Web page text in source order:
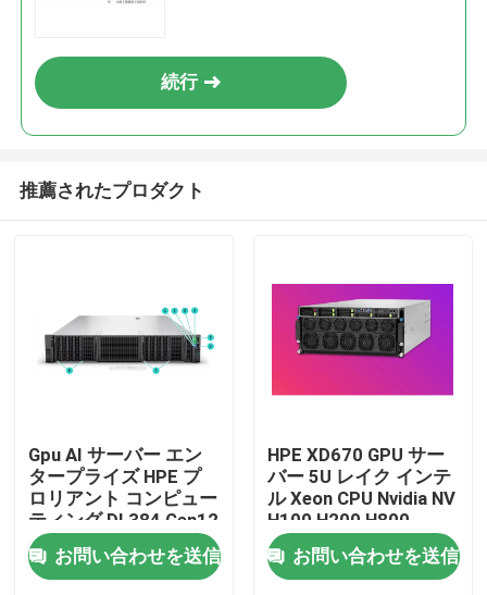
家へ
続行
推薦されたプロダクト
Gpu AI サーバー エン
タープライズ HPE プ
ロリアント コンピュー
ティング DL384 Gen12
NVIDIA GH200 NVL2
フリー コンピューティ
ング プライベート ク
お問い合わせを送信
HPE XD670 GPU サー
バー 5U レイク インテ
ル Xeon CPU Nvidia NV
H100 H200 H800
PCIE/SXM Nvlink AI ス
ーパーコンピュータケ
ース
お問い合わせを送信